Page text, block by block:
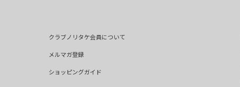
クラブノリタケ会員について
メルマガ登録
ショッピングガイド